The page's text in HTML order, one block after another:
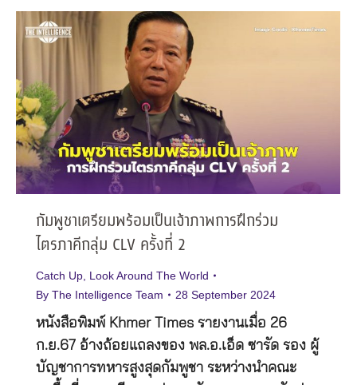
กัมพูชาเตรียมพร้อมเป็นเจ้าภาพการฝึกร่วม
ไตรภาคีกลุ่ม CLV ครั้งที่ 2
Catch Up Look Around The World
By The Intelligence Team 28 September 2024
หนังสือพิมพ์ Khmer Times รายงานเมื่อ 26
ก.ย.67 อ้างถ้อยแถลงของ พล.อ.เอ็ด ซารัด รอง ผู้
บัญชาการทหารสูงสุดกัมพูชา ระหว่างนำคณะ